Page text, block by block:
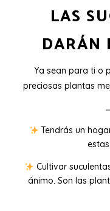
LAS
DARÁN
Ya sean para ti o
preciosas plantas
Tendrás un
Cultivar
ánimo. Son las